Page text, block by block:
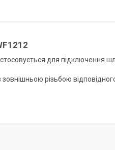
для підключення
різьбою